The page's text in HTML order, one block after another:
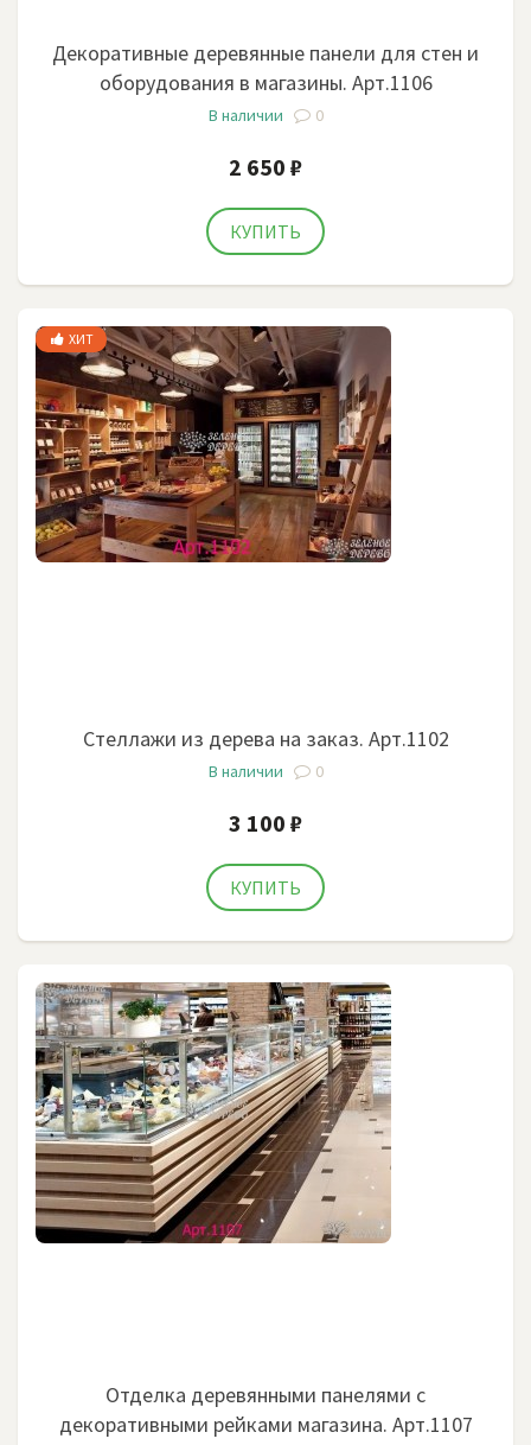
Декоративные деревянные панели для стен и
оборудования в магазины. Арт.1106
В наличии 0
2 650 ₽
ХИТ
Стеллажи из дерева на заказ. Арт.1102
В наличии 0
3 100 ₽
Отделка деревянными панелями с
декоративными рейками магазина. Арт.1107